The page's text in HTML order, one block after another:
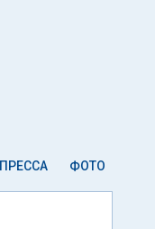
ПРЕССА ФОТО